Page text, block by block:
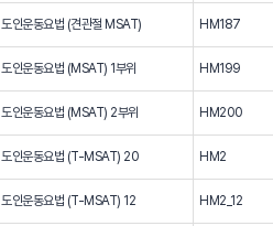
도인운동요법 (견관절 MSAT) HM187
도인운동요법 (MSAT) 1부위 HM199
도인운동요법 (MSAT) 2부위 HM200
도인운동요법 (T-MSAT) 20 HM2
도인운동요법 (T-MSAT) 12 HM2_12